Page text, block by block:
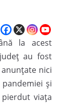
la acest
au fost
nici
şi
viaţa